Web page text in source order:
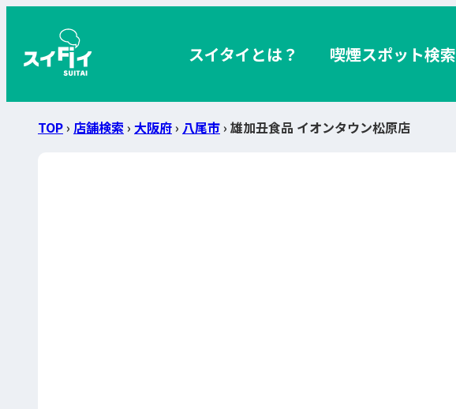
スイタイとは？ 喫煙スポット検索
TOP› 店舗検索 › 大阪府› 八尾市› 雄加丑食品 イオンタウン松原店